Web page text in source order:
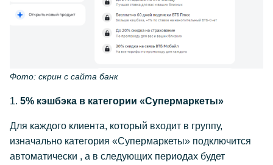
Фото: скрин с сайта банк
1. 5% кэшбэка в категории «Супермаркеты»
Для каждого клиента, который входит в группу,
изначально категория «Супермаркеты» подключится
автоматически , а в следующих периодах будет